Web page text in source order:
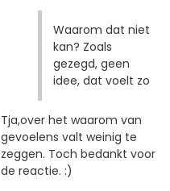
Waarom dat niet
kan? Zoals
gezegd, geen
idee, dat voelt zo
Tja,over het waarom van
gevoelens valt weinig te
zeggen. Toch bedankt voor
de reactie. :)